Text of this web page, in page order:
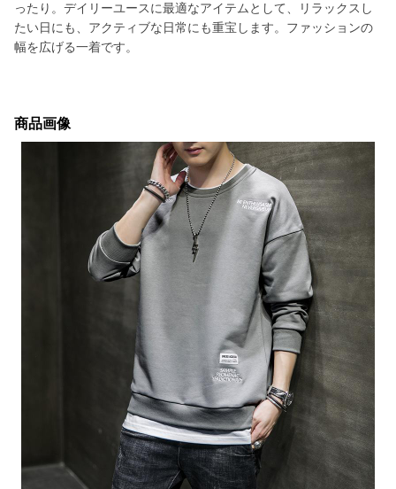
ったり。デイリーユースに最適なアイテムとして、リラックスし
たい日にも、アクティブな日常にも重宝します。ファッションの
幅を広げる一着です。
商品画像